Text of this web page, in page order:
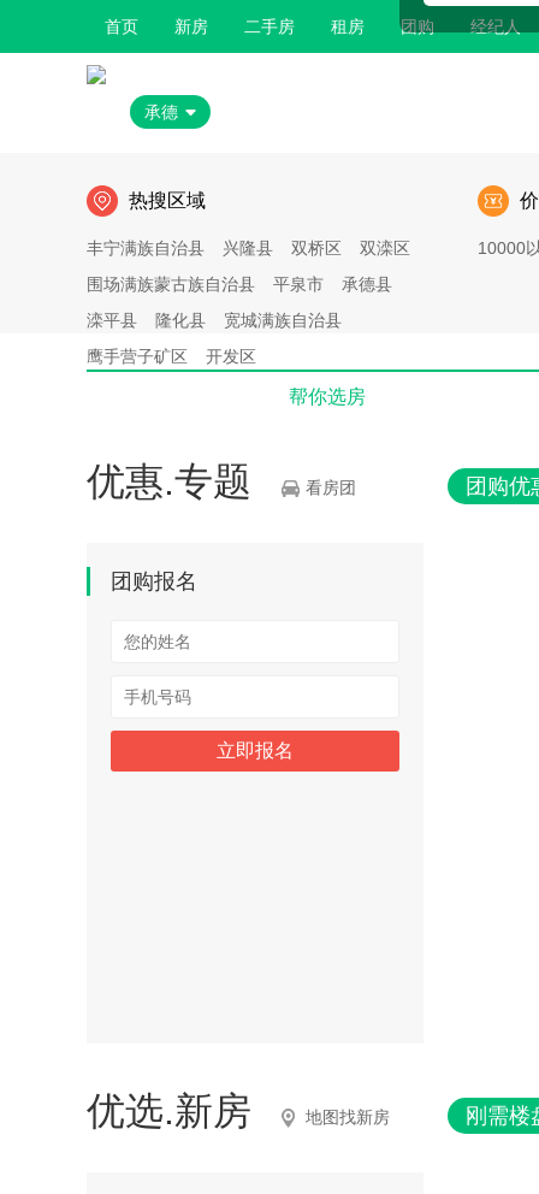
首页 新房 二手房 租房 团购 经纪人
承德
热搜区域
丰宁满族自治县 兴隆县 双桥区
双滦区
围场满族蒙古族自治县
平泉市
承德县
滦平县
隆化县
宽城满族自治县
鹰手营子矿区
开发区
10000
帮你选房
优惠.专题 看房团 团购优
团购报名
立即报名
优选.新房 地图找新房 刚需楼